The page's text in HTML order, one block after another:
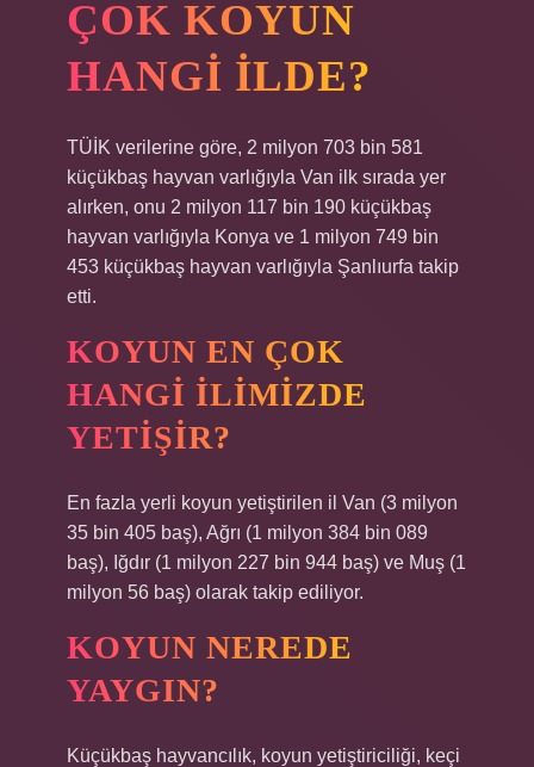
ÇOK KOYUN
HANGI ILDE?
TÜİK verilerine göre, 2 milyon 703 bin 581
küçükbaş hayvan varlığıyla Van ilk sırada yer
alırken, onu 2 milyon 117 bin 190 küçükbaş
hayvan varlığıyla Konya ve 1 milyon 749 bin
453 küçükbaş hayvan varlığıyla Şanlıurfa takip
etti.
KOYUN EN ÇOK
HANGI ILIMIZDE
YETIŞIR?
En fazla yerli koyun yetiştirilen il Van (3 milyon
35 bin 405 baş), Ağrı (1 milyon 384 bin 089
baş), Iğdır (1 milyon 227 bin 944 baş) ve Muş (1
milyon 56 baş) olarak takip ediliyor.
KOYUN NEREDE
YAYGIN?
Küçükbaş hayvancılık, koyun yetiştiriciliği, keçi